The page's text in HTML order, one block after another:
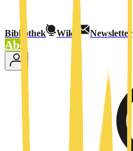
Bibliothek Wiki Newsletter
Abo